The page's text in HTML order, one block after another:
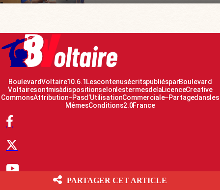
Boulevard Voltaire 10.6.1 Les contenus écrits publiés par Boulevard
Voltaire sont mis à disposition selon les termes de la Licence Creative
Commons Attribution – Pas d’Utilisation Commerciale – Partage dans les
Mêmes Conditions 2.0 France
PARTAGER CET ARTICLE